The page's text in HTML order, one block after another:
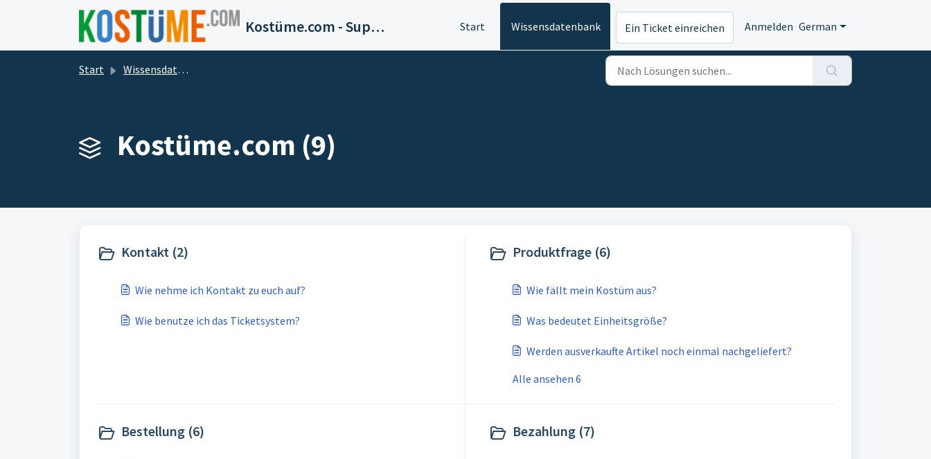
Zum hauptsächlichen Inhalt gehen
Kostüme.com - Support Start Wissensdatenbank Ein Ticket einreichen Anmelden German
Start Wissensdatenbank
Kostüme.com (9)
Kontakt (2)
Wie nehme ich Kontakt zu euch auf?
Wie benutze ich das Ticketsystem?
Produktfrage (6)
Wie fällt mein Kostüm aus?
Was bedeutet Einheitsgröße?
Werden ausverkaufte Artikel noch einmal nachgeliefert?
Alle ansehen 6
Bestellung (6) Bezahlung (7)